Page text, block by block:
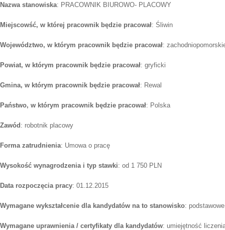
Nazwa stanowiska: PRACOWNIK BIUROWO- PLACOWY
Miejscowść, w której pracownik będzie pracował: Śliwin
Województwo, w którym pracownik będzie pracował:
Powiat, w którym pracownik będzie pracował: gryficki
Gmina, w którym pracownik będzie pracował: Rewal
Państwo, w którym pracownik będzie pracował: Polska
Zawód: robotnik placowy
Forma zatrudnienia: Umowa o pracę
Wysokość wynagrodzenia i typ stawki: od 1 750 PLN
Data rozpoczęcia pracy: 01.12.2015
Wymagane wykształcenie dla kandydatów na to stanowisko: podstawowe
Wymagane uprawnienia / certyfikaty dla kandydatów: umiejętność